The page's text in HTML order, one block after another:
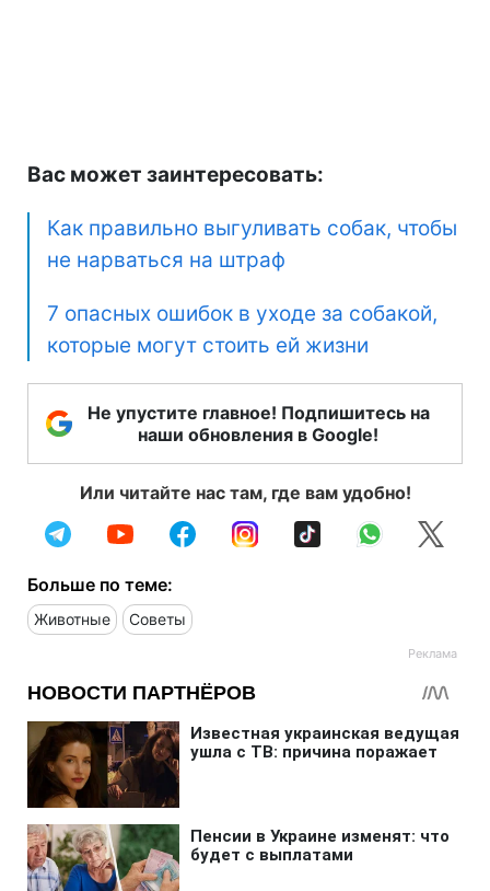
Вас может заинтересовать:
Как правильно выгуливать собак, чтобы
не нарваться на штраф
7 опасных ошибок в уходе за собакой,
которые могут стоить ей жизни
Не упустите главное! Подпишитесь на
наши обновления в Google!
Или читайте нас там, где вам удобно!
Больше по теме:
Животные Советы